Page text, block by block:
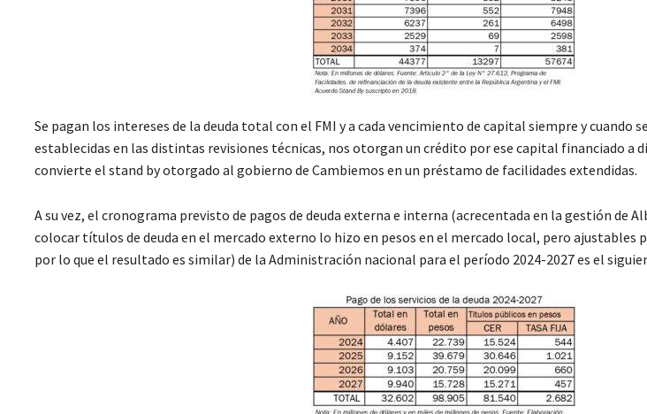
Se pagan los intereses de la deuda total con el FMI y a cada vencimiento de capital siempre y cuando
establecidas en las distintas revisiones técnicas, nos otorgan un crédito por ese capital financiado a
convierte el stand by otorgado al gobierno de Cambiemos en un préstamo de facilidades extendidas.
A su vez, el cronograma previsto de pagos de deuda externa e interna (acrecentada en la gestión de
colocar títulos de deuda en el mercado externo lo hizo en pesos en el mercado local, pero
por lo que el resultado es similar) de la Administración nacional para el período 2024-2027 es el